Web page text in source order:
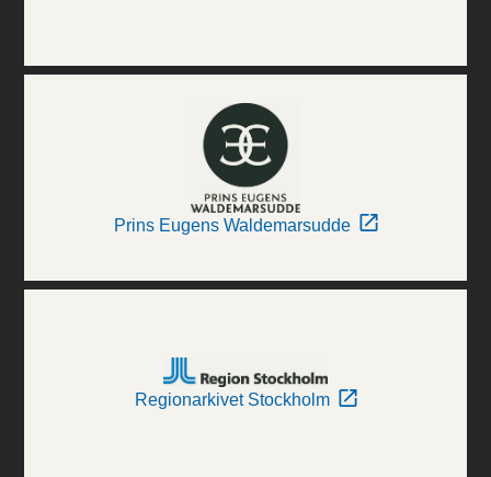
Prins Eugens Waldemarsudde
Regionarkivet Stockholm